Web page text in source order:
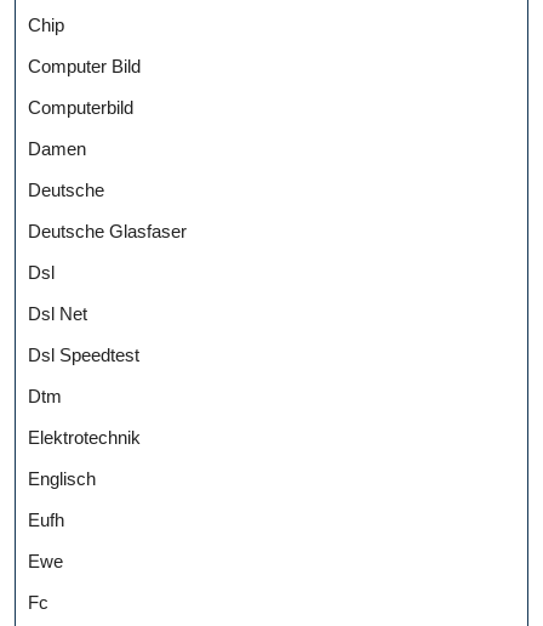
Chip
Computer Bild
Computerbild
Damen
Deutsche
Deutsche Glasfaser
Dsl
Dsl Net
Dsl Speedtest
Dtm
Elektrotechnik
Englisch
Eufh
Ewe
Fc